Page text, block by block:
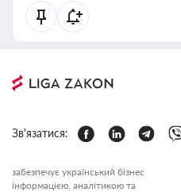
Зв'язатися:
забезпечує український бізнес
інформацією, аналітикою та